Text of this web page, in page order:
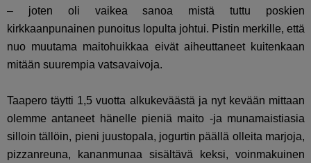
– joten oli vaikea sanoa mistä tuttu poskien
kirkkaanpunainen punoitus lopulta johtui. Pistin merkille, että
nuo muutama maitohuikkaa eivät aiheuttaneet kuitenkaan
mitään suurempia vatsavaivoja.
Taapero täytti 1,5 vuotta alkukeväästä ja nyt kevään mittaan
olemme antaneet hänelle pieniä maito -ja munamaistiasia
silloin tällöin, pieni juustopala, jogurtin päällä olleita marjoja,
pizzanreuna, kananmunaa sisältävä keksi, voinmakuinen